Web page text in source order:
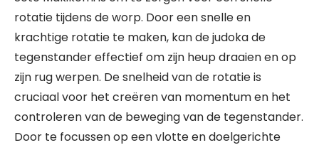
rotatie tijdens de worp. Door een snelle en
krachtige rotatie te maken, kan de judoka de
tegenstander effectief om zijn heup draaien en op
zijn rug werpen. De snelheid van de rotatie is
cruciaal voor het creëren van momentum en het
controleren van de beweging van de tegenstander.
Door te focussen op een vlotte en doelgerichte